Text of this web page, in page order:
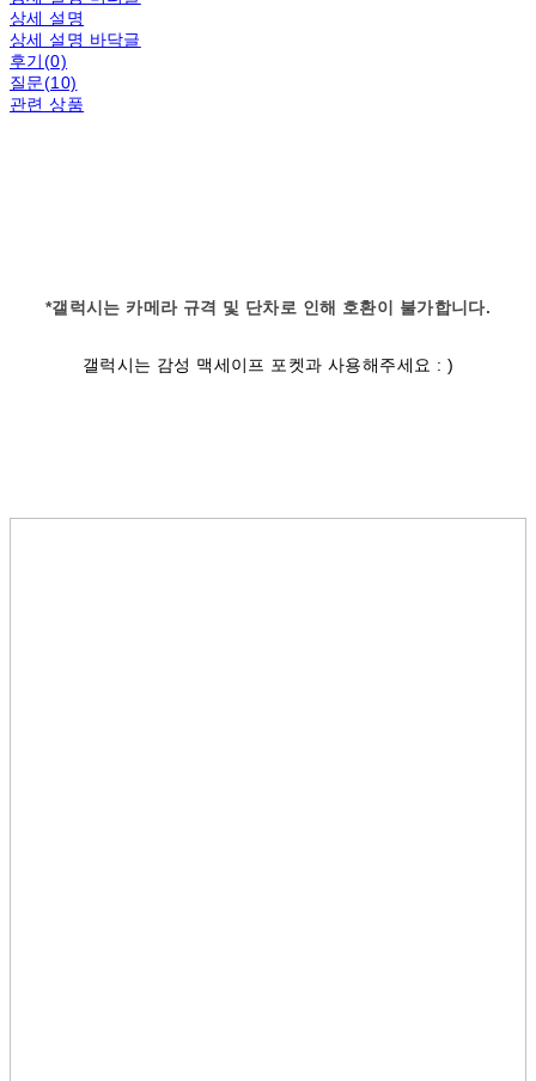
상세 설명
상세 설명 바닥글
후기(0)
질문(10)
관련 상품
*갤럭시는 카메라 규격 및 단차로 인해 호환이 불가합니다.
갤럭시는 감성 맥세이프 포켓과 사용해주세요 : )